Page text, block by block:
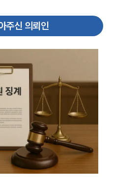
주신 의뢰인